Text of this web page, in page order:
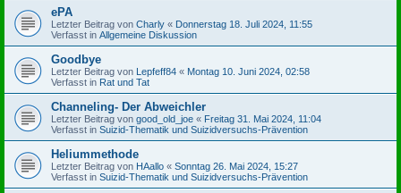
ePA
Letzter Beitrag von Charly « Donnerstag 18. Juli 2024, 11:55
Verfasst in Allgemeine Diskussion
Goodbye
Letzter Beitrag von Lepfeff84 « Montag 10. Juni 2024, 02:58
Verfasst in Rat und Tat
Channeling- Der Abweichler
Letzter Beitrag von good_old_joe « Freitag 31. Mai 2024, 11:04
Verfasst in Suizid-Thematik und Suizidversuchs-Prävention
Heliummethode
Letzter Beitrag von HAallo « Sonntag 26. Mai 2024, 15:27
Verfasst in Suizid-Thematik und Suizidversuchs-Prävention